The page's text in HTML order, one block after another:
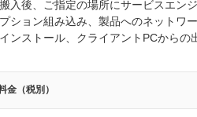
入後、ご指定の場所にサービスエン
ション組み込み、製品へのネットワ
ンストール、クライアントPCからの
金（税別）